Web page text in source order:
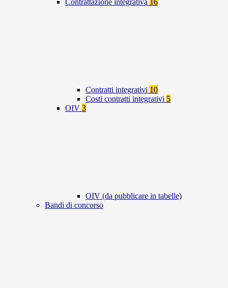
Contrattazione integrativa 16
Contratti integrativi 10
Costi contratti integrativi 5
OIV 3
OIV (da pubblicare in tabelle)
Bandi di concorso